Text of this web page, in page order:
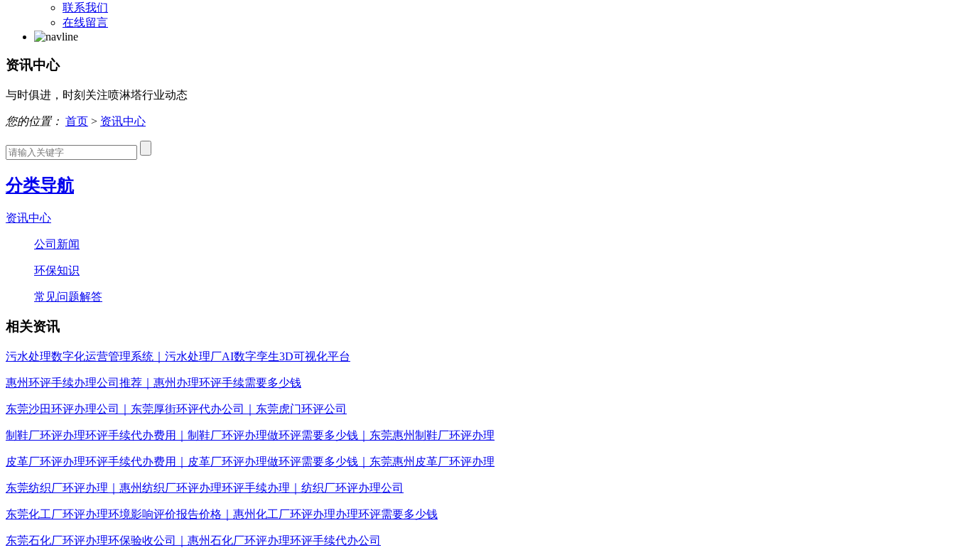
联系我们
在线留言
资讯中心
与时俱进，时刻关注喷淋塔行业动态
您的位置： 首页 > 资讯中心
分类导航
资讯中心
公司新闻
环保知识
常见问题解答
相关资讯
污水处理数字化运营管理系统｜污水处理厂AI数字孪生3D可视化平台
惠州环评手续办理公司推荐｜惠州办理环评手续需要多少钱
东莞沙田环评办理公司｜东莞厚街环评代办公司｜东莞虎门环评公司
制鞋厂环评办理环评手续代办费用｜制鞋厂环评办理做环评需要多少钱｜东莞惠州制鞋厂环评办理
皮革厂环评办理环评手续代办费用｜皮革厂环评办理做环评需要多少钱｜东莞惠州皮革厂环评办理
东莞纺织厂环评办理｜惠州纺织厂环评办理环评手续办理｜纺织厂环评办理公司
东莞化工厂环评办理环境影响评价报告价格｜惠州化工厂环评办理办理环评需要多少钱
东莞石化厂环评办理环保验收公司｜惠州石化厂环评办理环评手续代办公司